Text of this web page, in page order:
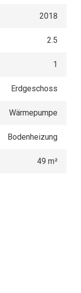
2018
2.5
1
Erdgeschoss
Wärmepumpe
Bodenheizung
49 m²